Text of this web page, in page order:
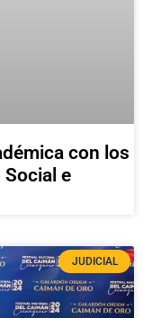
con los
e
JUDICIAL